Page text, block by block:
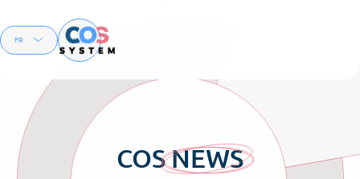
FR Menu
COSNEWS